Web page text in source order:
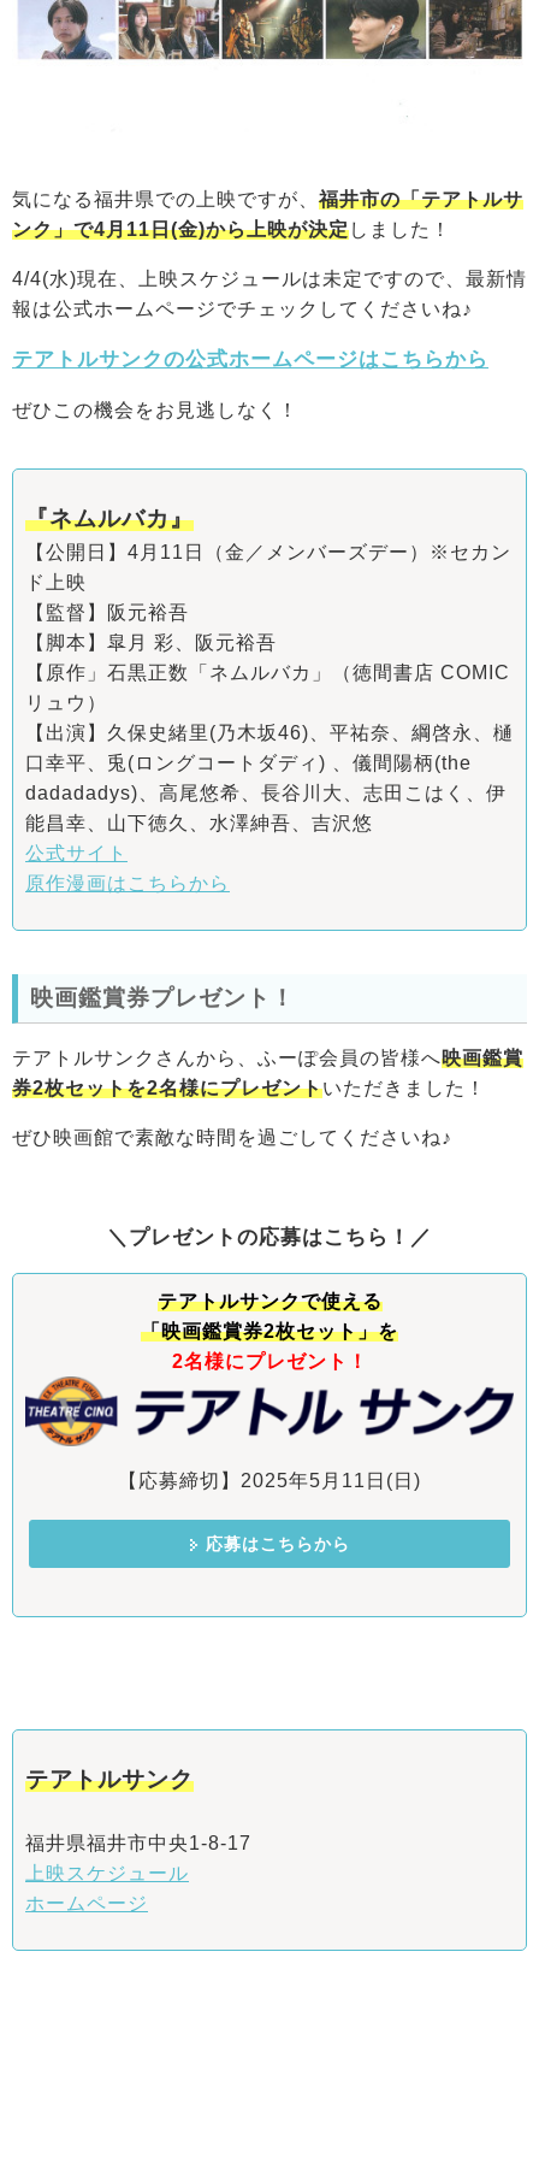
気になる福井県での上映ですが、 福井市の「テアトルサ
ンク」で4月11日(金)から上映が決定しました！
4/4(水)現在、上映スケジュールは未定ですので、最新情
報は公式ホームページでチェックしてくださいね♪
テアトルサンクの公式ホームページはこちらから
ぜひこの機会をお見逃しなく！
『ネムルバカ』
【公開日】4月11日（金／メンバーズデー）※セカン
ド上映
【監督】阪元裕吾
【脚本】皐月 彩、阪元裕吾
【原作」石黒正数「ネムルバカ」（徳間書店 COMIC
リュウ）
【出演】久保史緒里(乃木坂46)、平祐奈、綱啓永、樋
口幸平、兎(ロングコートダディ) 、儀間陽柄(the
dadadadys)、高尾悠希、長谷川大、志田こはく、伊
能昌幸、山下徳久、水澤紳吾、吉沢悠
公式サイト
原作漫画はこちらから
映画鑑賞券プレゼント！
テアトルサンクさんから、ふーぽ会員の皆様へ映画鑑賞
券2枚セットを2名様にプレゼントいただきました！
ぜひ映画館で素敵な時間を過ごしてくださいね♪
＼プレゼントの応募はこちら！／
テアトルサンクで使える
「映画鑑賞券2枚セット」を
2名様にプレゼント！
【応募締切】2025年5月11日(日)
応募はこちらから
テアトルサンク
福井県福井市中央1-8-17
上映スケジュール
ホームページ